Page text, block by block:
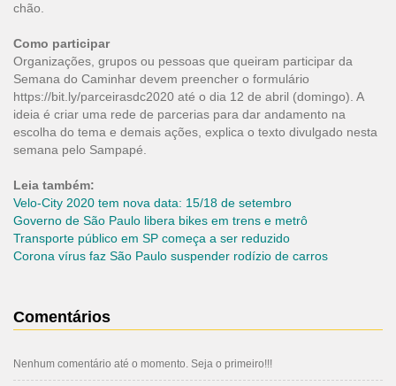
chão.
Como participar
Organizações, grupos ou pessoas que queiram participar da
Semana do Caminhar devem preencher o formulário
https://bit.ly/parceirasdc2020 até o dia 12 de abril (domingo). A
ideia é criar uma rede de parcerias para dar andamento na
escolha do tema e demais ações, explica o texto divulgado nesta
semana pelo Sampapé.
Leia também:
Velo-City 2020 tem nova data: 15/18 de setembro
Governo de São Paulo libera bikes em trens e metrô
Transporte público em SP começa a ser reduzido
Corona vírus faz São Paulo suspender rodízio de carros
Comentários
Nenhum comentário até o momento. Seja o primeiro!!!